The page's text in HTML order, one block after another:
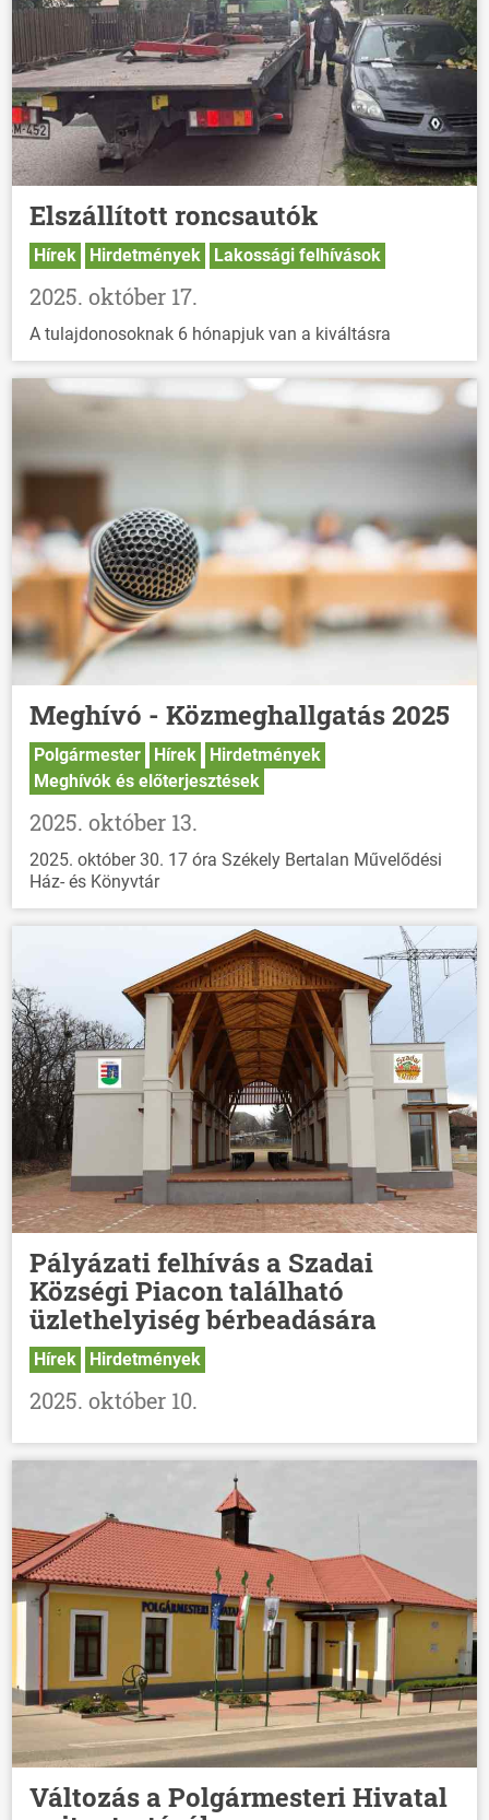
Elszállított roncsautók
Hírek Hirdetmények Lakossági felhívások
2025. október 17.
A tulajdonosoknak 6 hónapjuk van a kiváltásra
Meghívó - Közmeghallgatás 2025
Polgármester Hírek
Hirdetmények
Meghívók és előterjesztések
2025. október 13.
2025. október 30. 17 óra Székely Bertalan Művelődési
Ház- és Könyvtár
Pályázati felhívás a Szadai
Községi Piacon található
üzlethelyiség bérbeadására
Hírek Hirdetmények
2025. október 10.
Változás a Polgármesteri Hivatal